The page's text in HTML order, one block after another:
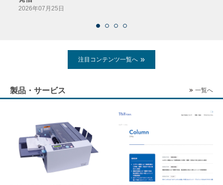
2026年07月25日
注目コンテンツ一覧へ
製品・サービス 一覧へ